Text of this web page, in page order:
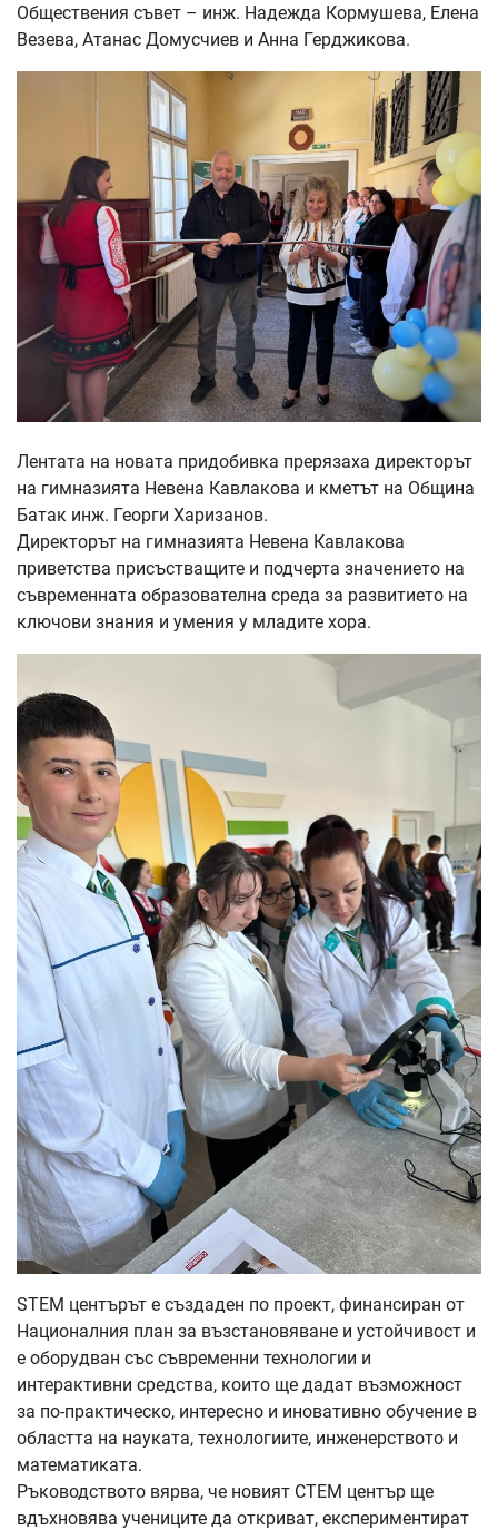
Обществения съвет – инж. Надежда Кормушева, Елена
Везева, Атанас Домусчиев и Анна Герджикова.
Лентата на новата придобивка прерязаха директорът
на гимназията Невена Кавлакова и кметът на Община
Батак инж. Георги Харизанов.
Директорът на гимназията Невена Кавлакова
приветства присъстващите и подчерта значението на
съвременната образователна среда за развитието на
ключови знания и умения у младите хора.
STEM центърът е създаден по проект, финансиран от
Националния план за възстановяване и устойчивост и
е оборудван със съвременни технологии и
интерактивни средства, които ще дадат възможност
за по-практическо, интересно и иновативно обучение в
областта на науката, технологиите, инженерството и
математиката.
Ръководството вярва, че новият СТЕМ център ще
вдъхновява учениците да откриват, експериментират